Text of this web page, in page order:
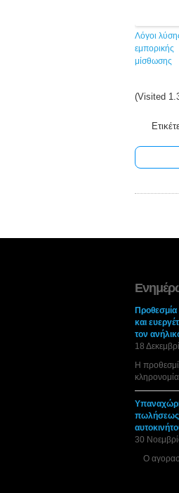
Λόγοι
εμπορικής
μίσθωσης
(Visited
και
τον
18
Η
πωλήσεως
30
Ο